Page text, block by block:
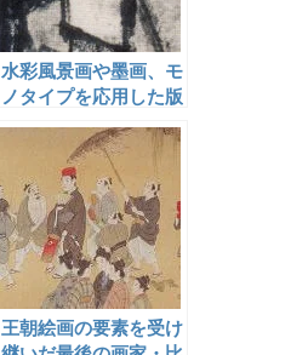
水彩風景画や墨画、モ
ノタイプを応用した版
品世界を作り上げた中
村忠二
王朝絵画の要素を受け